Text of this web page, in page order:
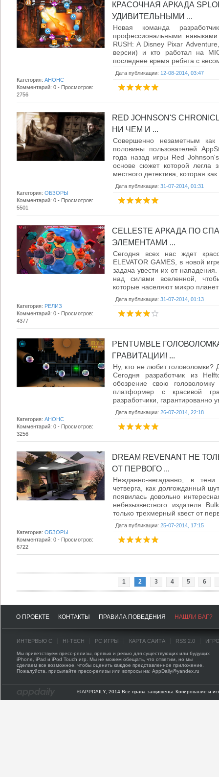
КРАСОЧНАЯ АРКАДА
УДИВИТЕЛЬНЫМИ ...
Новая команда
профессиональными
RUSH: A Disney Pixar
версии) и кто работал на
последнее время ребята с
Дата публикации: 12-08-2014, 03:47
Категория: АНОНС
Комментарий: 0 - Просмотров:
2756
RED JOHNSON'S
НИ ЧЕМ И ...
Совершенно незаметным
половины пользователей
года назад игры Red
основе сюжет которой легла
местного детектива, которая
Дата публикации: 31-07-2014, 01:31
Категория: ОБЗОРЫ
Комментарий: 0 - Просмотров:
5501
CELLESTE АРКАДА ПО
ЭЛЕМЕНТАМИ ...
Сегодня всех нас ждет
ELEVATOR GAMES, в новой
задача увести их от
над силами вселенной,
которые населяют микро
Дата публикации: 31-07-2014, 01:13
Категория: РЕЛИЗ
Комментарий: 0 - Просмотров:
4377
PENTUMBLE
ГРАВИТАЦИИ! ...
Ну, кто не любит головоломки?
Сегодня разработчик из
обозрение свою
платформер с красивой
разработчики, гарантированно
Дата публикации: 26-07-2014, 22:18
Категория: АНОНС
Комментарий: 0 - Просмотров:
3256
DREAM REVENANT НЕ
ОТ ПЕРВОГО ...
Нежданно-негаданно, в
четверга, как долгожданный
появилась довольно
небезызвестного издателя
только трехмерный квест от
Дата публикации: 25-07-2014, 17:15
Категория: ОБЗОРЫ
Комментарий: 0 - Просмотров:
6722
1 2 3 4 5 6
О ПРОЕКТЕ КОНТАКТЫ ПРАВИЛА ПОВЕДЕНИЯ НАШЛИ БАГ?
ИНТЕРВЬЮ С HI-TECH PC ИГРЫ КАРТА САЙТА RSS 2.0
Мы приветствуем пресс-релизы, превью и ревью для существующих или будущих
iPhone, iPad и iPod Touch игр. Мы не можем обещать, что ответим, но мы
сделаем все возможное, чтобы оценить каждое представленное приложение.
Пожалуйста, присылайте пресс-релизы или вопросы на: AppDaily@yandex.ru
© APPDAILY, 2014 Все права защищены. Копирование и